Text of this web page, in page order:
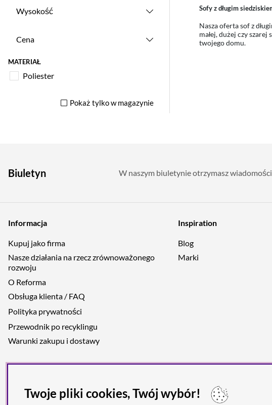
Wysokość
Cena
MATERIAŁ
Poliester
Pokaż tylko w magazynie
Sofy z długim
Nasza oferta sof z
małej, dużej czy
twojego domu.
Biuletyn W naszym biuletynie otrzymasz
Informacja
Kupuj jako firma
Nasze działania na rzecz zrównoważonego
rozwoju
O Reforma
Obsługa klienta / FAQ
Polityka prywatności
Przewodnik po recyklingu
Warunki zakupu i dostawy
Inspiration
Blog
Marki
Twoje pliki cookies, Twój wybór!